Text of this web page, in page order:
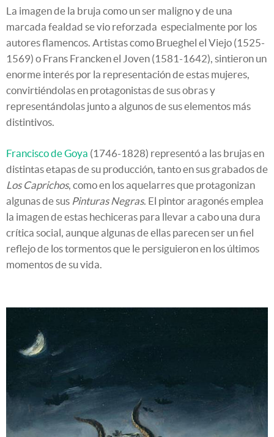
La imagen de la bruja como un ser maligno y de una
marcada fealdad se vio reforzada especialmente por los
autores flamencos. Artistas como Brueghel el Viejo (1525-
1569) o Frans Francken el Joven (1581-1642), sintieron un
enorme interés por la representación de estas mujeres,
convirtiéndolas en protagonistas de sus obras y
representándolas junto a algunos de sus elementos más
distintivos.
Francisco de Goya (1746-1828) representó a las brujas en
distintas etapas de su producción, tanto en sus grabados de
Los Caprichos, como en los aquelarres que protagonizan
algunas de sus Pinturas Negras. El pintor aragonés emplea
la imagen de estas hechiceras para llevar a cabo una dura
crítica social, aunque algunas de ellas parecen ser un fiel
reflejo de los tormentos que le persiguieron en los últimos
momentos de su vida.